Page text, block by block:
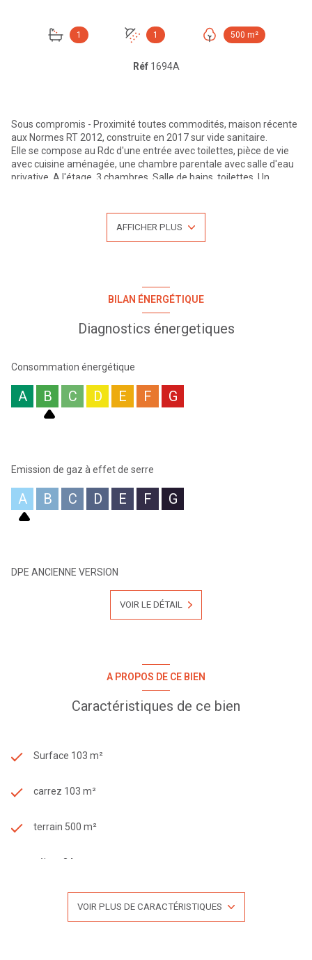
1 1 500 m²
Réf 1694A
Sous compromis - Proximité toutes commodités, maison récente
aux Normes RT 2012, construite en 2017 sur vide sanitaire.
Elle se compose au Rdc d'une entrée avec toilettes, pièce de vie
avec cuisine aménagée, une chambre parentale avec salle d'eau
privative. A l'étage, 3 chambres, Salle de bains, toilettes. Un
l'étage. Terrain clos et arboré de 500 m². Proximité centre village
avec école primaire et commerces. Transport en commun Ligne
TCL C 24 pour Gorges de Loup à pieds.
Visites possibles du lundi au samedi. Retrouvez l'ensemble de nos
Bien proposé par Bruno Lanfranchi - Agent immobillier -
Les honoraires d'agence sont intégralement à la charge du
AFFICHER PLUS
BILAN ÉNERGÉTIQUE
Diagnostics énergetiques
Consommation énergétique
A B C D E F G
Emission de gaz à effet de serre
A B C D E F G
DPE ANCIENNE VERSION
VOIR LE DÉTAIL
A PROPOS DE CE BIEN
Caractéristiques de ce bien
Surface 103 m²
carrez 103 m²
terrain 500 m²
séjour 34 m²
VOIR PLUS DE CARACTÉRISTIQUES